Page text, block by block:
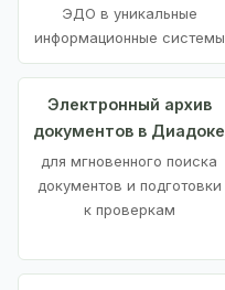
ЭДО в уникальные
информационные системы
Электронный архив
документов в Диадоке
для мгновенного поиска
документов и подготовки
к проверкам